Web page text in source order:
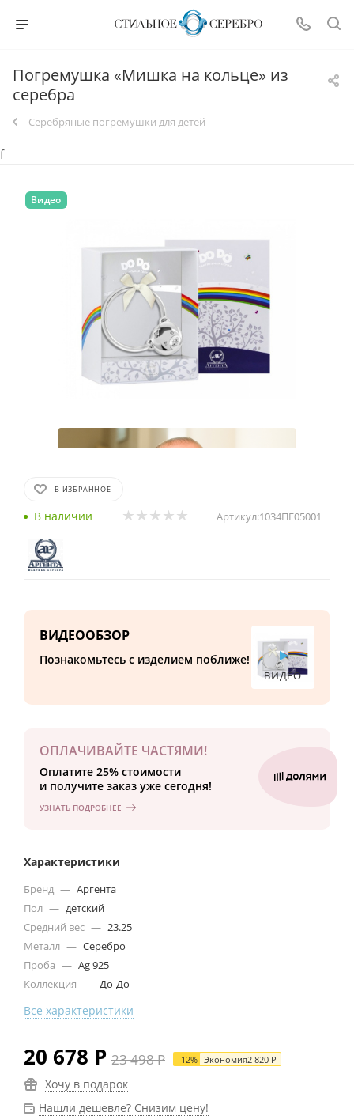
Погремушка «Мишка на кольце» из
серебра
Серебряные погремушки для детей
f
Видео
В ИЗБРАННОЕ
В наличии Артикул:1034ПГ05001
ВИДЕООБЗОР
Познакомьтесь с изделием поближе!
ВИДЕО
ОПЛАЧИВАЙТЕ ЧАСТЯМИ!
Оплатите 25% стоимости
и получите заказ уже сегодня!
УЗНАТЬ ПОДРОБНЕЕ
Характеристики
Бренд — Аргента
Пол — детский
Средний вес — 23.25
Металл — Серебро
Проба — Ag 925
Коллекция — До-До
Все характеристики
20 678 Р 23 498Р -12% Экономия2 820 Р
Хочу в подарок
Нашли дешевле? Снизим цену!